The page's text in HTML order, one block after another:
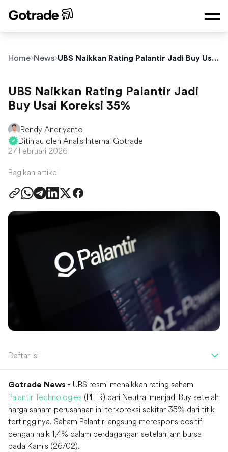
Home News UBS Naikkan Rating Palantir Jadi Buy Usai Koreksi 35%
UBS Naikkan Rating Palantir Jadi
Buy Usai Koreksi 35%
Rendy Andriyanto
Ditinjau oleh Analis Internal Gotrade
27 Februari 2026
Bagikan artikel
Daftar Isi
Gotrade News - UBS resmi menaikkan rating saham
Palantir Technologies (PLTR) dari Neutral menjadi Buy setelah
harga saham perusahaan ini terkoreksi sekitar 35% dari titik
tertingginya. Saham Palantir langsung merespons positif
dengan naik 1,4% dalam perdagangan setelah jam bursa
pada Kamis (26/02).